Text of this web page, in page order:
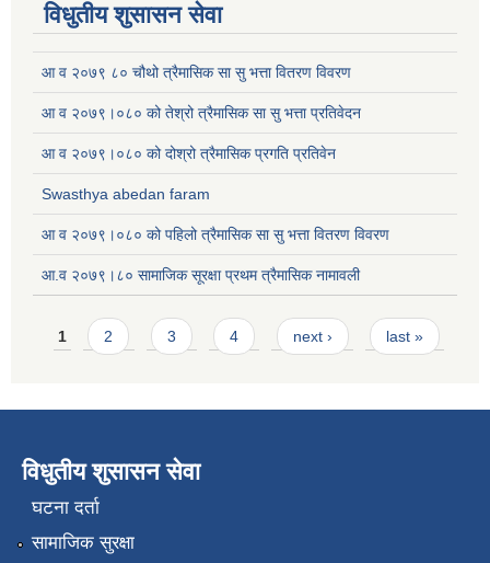
विधुतीय शुसासन सेवा
आ व २०७९ ८० चौथो त्रैमासिक सा सु भत्ता वितरण विवरण
आ व २०७९।०८० को तेश्रो त्रैमासिक सा सु भत्ता प्रतिवेदन
आ व २०७९।०८० को दोश्रो त्रैमासिक प्रगति प्रतिवेन
Swasthya abedan faram
आ व २०७९।०८० को पहिलो त्रैमासिक सा सु भत्ता वितरण विवरण
आ.व २०७९।८० सामाजिक सूरक्षा प्रथम त्रैमासिक नामावली
Pages
1 2 3 4 next › last »
विधुतीय शुसासन सेवा
घटना दर्ता
सामाजिक सुरक्षा